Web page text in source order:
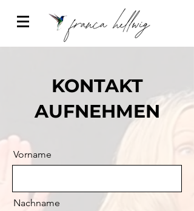
KONTAKT
AUFNEHMEN
Vorname
Nachname